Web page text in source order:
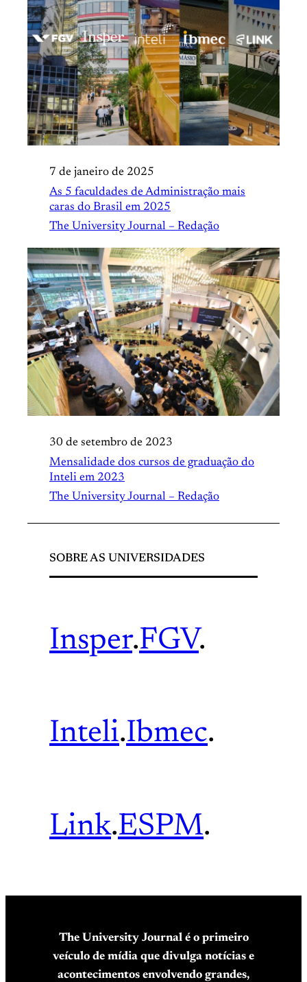
7 de janeiro de 2025
As 5 faculdades de Administração mais
caras do Brasil em 2025
The University Journal – Redação
30 de setembro de 2023
Mensalidade dos cursos de graduação do
Inteli em 2023
The University Journal – Redação
SOBRE AS UNIVERSIDADES
Insper.FGV.
Inteli.Ibmec.
Link.ESPM.
The University Journal é o primeiro
veículo de mídia que divulga notícias e
acontecimentos envolvendo grandes,